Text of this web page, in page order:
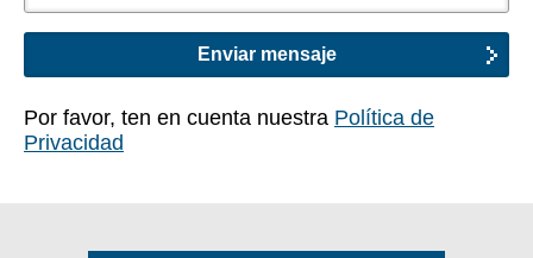
Por favor, ten en cuenta nuestra Política de
Privacidad